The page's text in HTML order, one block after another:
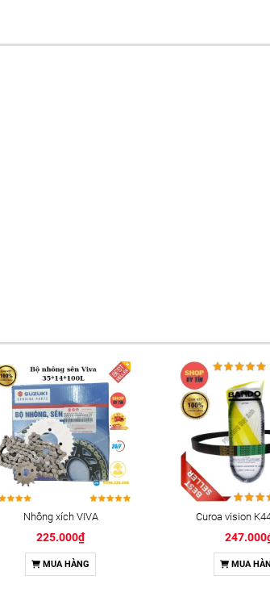
Nhông xích VIVA
225.000₫
MUA HÀNG
Curoa vision
MUA